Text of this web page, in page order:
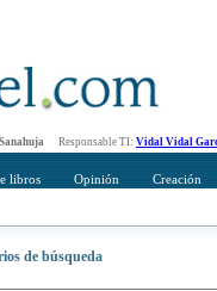
Responsable TI: Vidal Vidal
libros Opinión Creación
de búsqueda